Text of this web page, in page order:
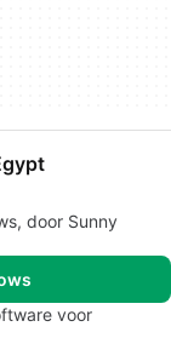
door Sunny
voor